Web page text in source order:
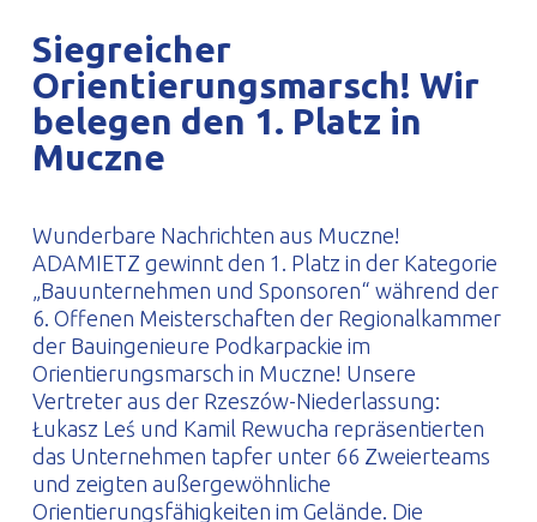
PL
Siegreicher
Orientierungsmarsch! Wir
belegen den 1. Platz in
Muczne
Wunderbare Nachrichten aus Muczne!
ADAMIETZ gewinnt den 1. Platz in der Kategorie
„Bauunternehmen und Sponsoren“ während der
6. Offenen Meisterschaften der Regionalkammer
der Bauingenieure Podkarpackie im
Orientierungsmarsch in Muczne! Unsere
Vertreter aus der Rzeszów-Niederlassung:
Łukasz Leś und Kamil Rewucha repräsentierten
das Unternehmen tapfer unter 66 Zweierteams
und zeigten außergewöhnliche
Orientierungsfähigkeiten im Gelände. Die